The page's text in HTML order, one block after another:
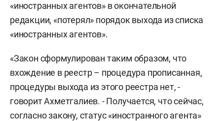
«иностранных агентов» в окончательной
редакции, «потерял» порядок выхода из списка
«иностранных агентов».
«Закон сформулирован таким образом, что
вхождение в реестр – процедура прописанная,
процедуры выхода из этого реестра нет, -
говорит Ахметгалиев. - Получается, что сейчас,
согласно закону, статус «иностранного агента»